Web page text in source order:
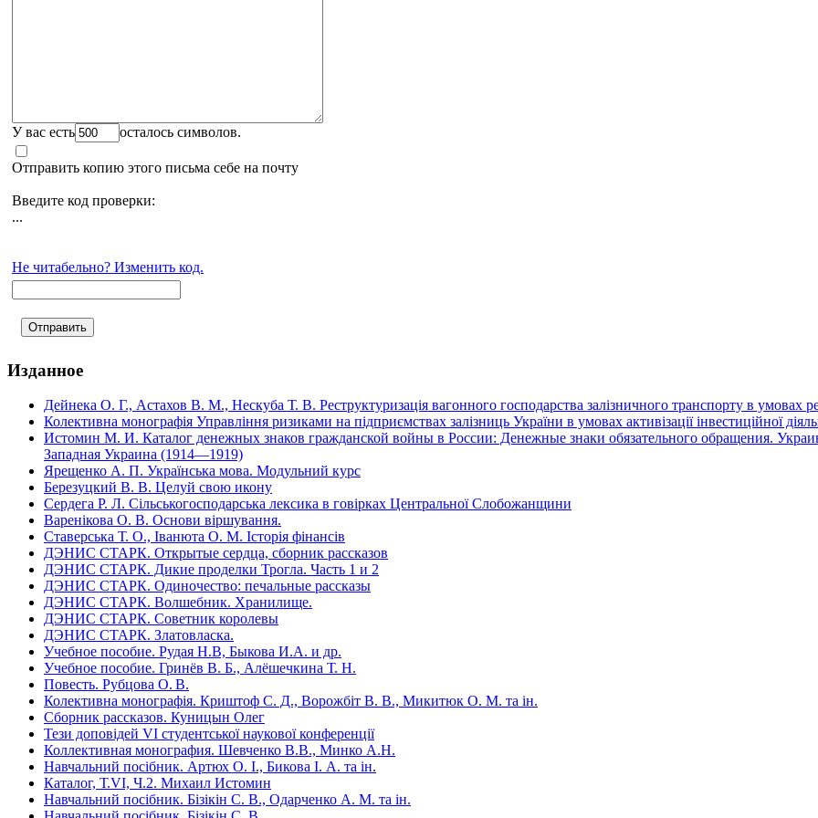
У вас есть осталось символов.
Отправить копию этого письма себе на почту
Введите код проверки:
...
Не читабельно? Изменить код.
Изданное
Дейнека О. Г., Астахов В. М., Нескуба Т. В. Реструктуризація вагонного господарства залізничного транспорту в умовах
Колективна монографія Управління ризиками на підприємствах залізниць України в умовах активізації інвестиційної
Истомин М. И. Каталог денежных знаков гражданской войны в России: Денежные знаки обязательного обращения.
Западная Украина (1914—1919)
Ярещенко А. П. Українська мова. Модульний курс
Березуцкий В. В. Целуй свою икону
Сердега Р. Л. Сільськогосподарська лексика в говірках Центральної Слобожанщини
Варенікова О. В. Основи віршування.
Ставерська Т. О., Іванюта О. М. Історія фінансів
ДЭНИС СТАРК. Открытые сердца, сборник рассказов
ДЭНИС СТАРК. Дикие проделки Трогла. Часть 1 и 2
ДЭНИС СТАРК. Одиночество: печальные рассказы
ДЭНИС СТАРК. Волшебник. Хранилище.
ДЭНИС СТАРК. Советник королевы
ДЭНИС СТАРК. Златовласка.
Учебное пособие. Рудая Н.В, Быкова И.А. и др.
Учебное пособие. Гринёв В. Б., Алёшечкина Т. Н.
Повесть. Рубцова О. В.
Колективна монографія. Криштоф С. Д., Ворожбіт В. В., Микитюк О. М. та ін.
Сборник рассказов. Куницын Олег
Тези доповідей VІ студентської наукової конференції
Коллективная монография. Шевченко В.В., Минко А.Н.
Навчальний посібник. Артюх О. І., Бикова І. А. та ін.
Каталог, Т.VI, Ч.2. Михаил Истомин
Навчальний посібник. Бізікін С. В., Одарченко А. М. та ін.